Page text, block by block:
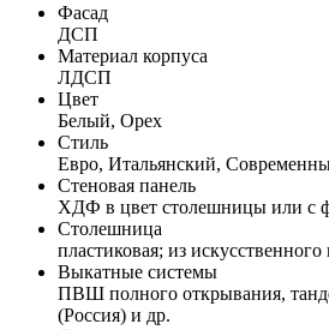
Фасад
ДСП
Материал корпуса
ЛДСП
Цвет
Белый, Орех
Стиль
Евро, Итальянский,
Стеновая панель
ХДФ в цвет столешницы или с
Столешница
пластиковая; из искусственного
Выкатные системы
ПВШ полного открывания,
(Россия) и др.